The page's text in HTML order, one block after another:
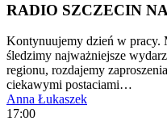
RADIO SZCZECIN
Kontynuujemy dzień w pracy.
śledzimy najważniejsze
regionu, rozdajemy
ciekawymi postaciami…
Anna Łukaszek
17:00